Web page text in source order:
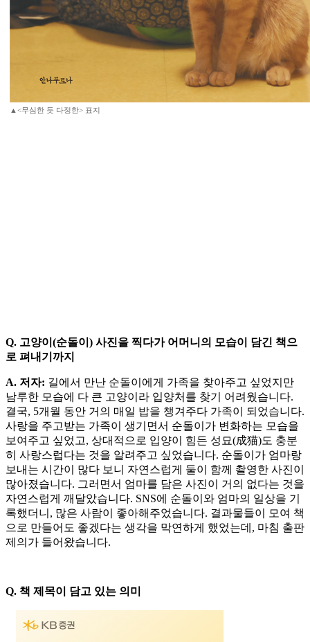
▲<무심한 듯 다정한> 표지
Q. 고양이(순돌이) 사진을 찍다가 어머니의 모습이 담긴 책으
로 펴내기까지
A. 저자: 길에서 만난 순돌이에게 가족을 찾아주고 싶었지만
남루한 모습에 다 큰 고양이라 입양처를 찾기 어려웠습니다.
결국, 5개월 동안 거의 매일 밥을 챙겨주다 가족이 되었습니다.
사랑을 주고받는 가족이 생기면서 순돌이가 변화하는 모습을
보여주고 싶었고, 상대적으로 입양이 힘든 성묘(成猫)도 충분
히 사랑스럽다는 것을 알려주고 싶었습니다. 순돌이가 엄마랑
보내는 시간이 많다 보니 자연스럽게 둘이 함께 촬영한 사진이
많아졌습니다. 그러면서 엄마를 담은 사진이 거의 없다는 것을
자연스럽게 깨달았습니다. SNS에 순돌이와 엄마의 일상을 기
록했더니, 많은 사람이 좋아해주었습니다. 결과물들이 모여 책
으로 만들어도 좋겠다는 생각을 막연하게 했었는데, 마침 출판
제의가 들어왔습니다.
Q. 책 제목이 담고 있는 의미